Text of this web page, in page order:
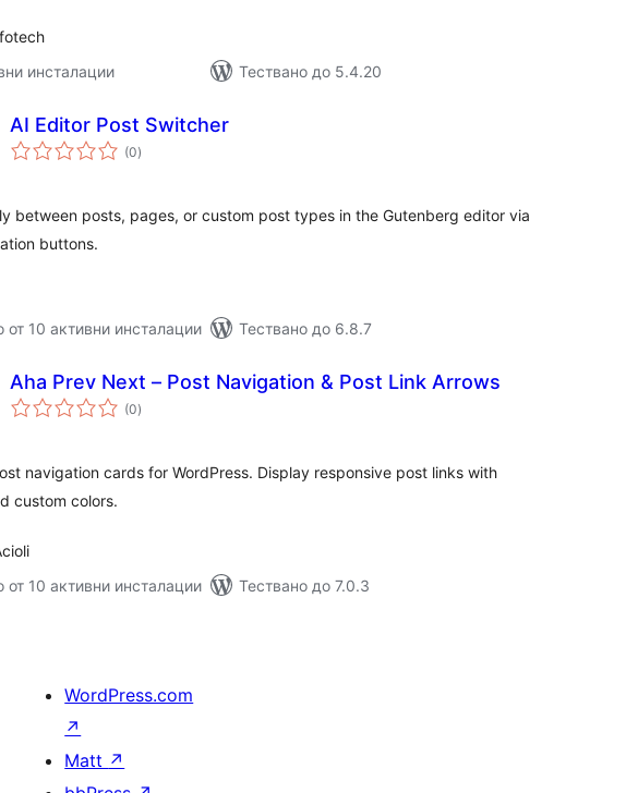
инсталации
Тествано до 5.4.20
AI Editor Post Switcher
(0общо
оценки
)
between posts, pages, or custom post types in the Gutenberg editor via
buttons.
10 активни инсталации
Тествано до 6.8.7
Aha Prev Next – Post Navigation & Post Link Arrows
(0общо
оценки
)
navigation cards for WordPress. Display responsive post links with
custom colors.
10 активни инсталации
Тествано до 7.0.3
WordPress.com
↗
Matt ↗